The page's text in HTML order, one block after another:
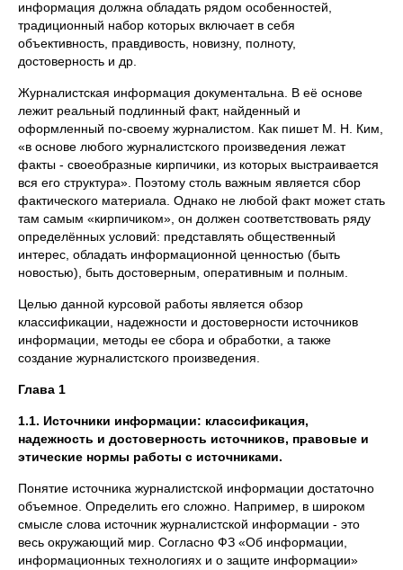
информация должна обладать рядом особенностей,
традиционный набор которых включает в себя
объективность, правдивость, новизну, полноту,
достоверность и др.
Журналистская информация документальна. В её основе
лежит реальный подлинный факт, найденный и
оформленный по-своему журналистом. Как пишет М. Н. Ким,
«в основе любого журналистского произведения лежат
факты - своеобразные кирпичики, из которых выстраивается
вся его структура». Поэтому столь важным является сбор
фактического материала. Однако не любой факт может стать
там самым «кирпичиком», он должен соответствовать ряду
определённых условий: представлять общественный
интерес, обладать информационной ценностью (быть
новостью), быть достоверным, оперативным и полным.
Целью данной курсовой работы является обзор
классификации, надежности и достоверности источников
информации, методы ее сбора и обработки, а также
создание журналистского произведения.
Глава 1
1.1. Источники информации: классификация,
надежность и достоверность источников, правовые и
этические нормы работы с источниками.
Понятие источника журналистской информации достаточно
объемное. Определить его сложно. Например, в широком
смысле слова источник журналистской информации - это
весь окружающий мир. Согласно ФЗ «Об информации,
информационных технологиях и о защите информации»